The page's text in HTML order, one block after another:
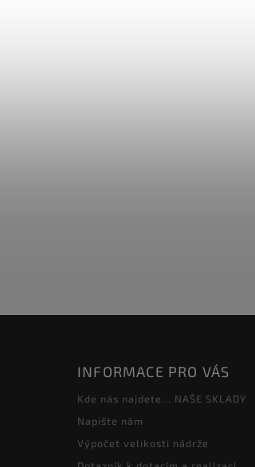
INFORMACE PRO VÁS
Kde nás najdete... NAŠE SKLADY
Napište nám
Výpočet velikosti nádrže